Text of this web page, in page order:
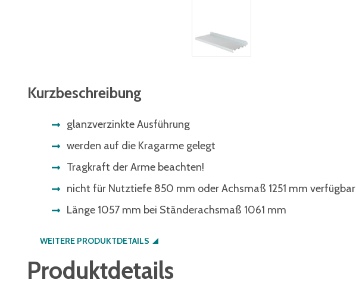
Kurzbeschreibung
glanzverzinkte Ausführung
werden auf die Kragarme gelegt
Tragkraft der Arme beachten!
nicht für Nutztiefe 850 mm oder Achsmaß 1251 mm verfügbar
Länge 1057 mm bei Ständerachsmaß 1061 mm
WEITERE PRODUKTDETAILS
Produktdetails